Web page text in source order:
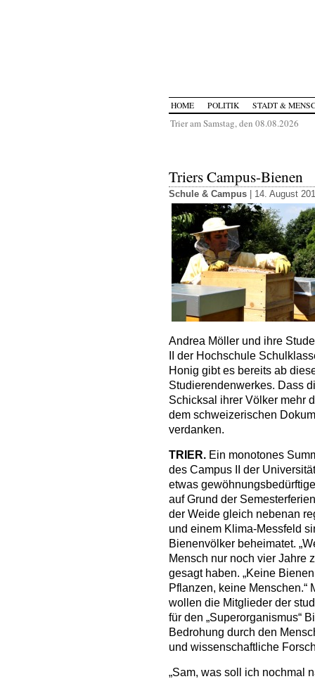
HOME POLITIK STADT &
Trier am Samstag, den 08.08.2026
Triers Campus-Bienen
Schule & Campus | 14. August
Andrea Möller und ihre
II der Hochschule
Honig gibt es bereits ab
Studierendenwerkes. Dass
Schicksal ihrer Völker mehr
dem schweizerischen
verdanken.
TRIER. Ein monotones
des Campus II der
etwas
auf Grund der
der Weide gleich nebenan
und einem Klima-Messfeld
Bienenvölker beheimatet.
Mensch nur noch vier Jahre
gesagt haben. „Keine
Pflanzen, keine Menschen.“
wollen die Mitglieder der
für den „Superorganismus“
Bedrohung durch den
und wissenschaftliche
„Sam, was soll ich nochmal